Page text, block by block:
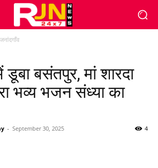
बसंतपुर, मां शारदा
भव्य भजन संध्या का
- September 30, 2025 4